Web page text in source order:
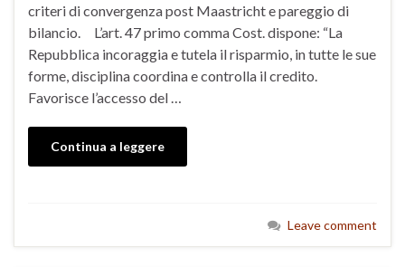
criteri di convergenza post Maastricht e pareggio di
bilancio. L’art. 47 primo comma Cost. dispone: “La
Repubblica incoraggia e tutela il risparmio, in tutte le sue
forme, disciplina coordina e controlla il credito.
Favorisce l’accesso del …
Continua a leggere
Leave comment